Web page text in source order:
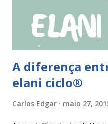
tomando os restantes. Se...
A diferença
elani ciclo®
Carlos Edgar maio 27,